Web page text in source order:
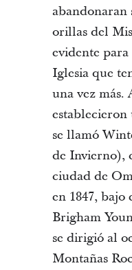
abandonaran
orillas del
evidente
Iglesia que
una vez
se llamó
de Invierno),
ciudad de
en 1847,
Brigham
se dirigió al
Montañas